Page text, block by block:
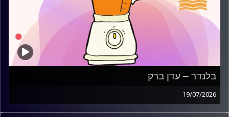
בלנדר – עדן ברק
19/07/2026
מוזיקה קצבית חדשה עם עדן ברק